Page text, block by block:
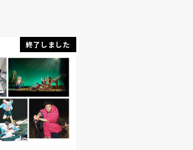
終了しました